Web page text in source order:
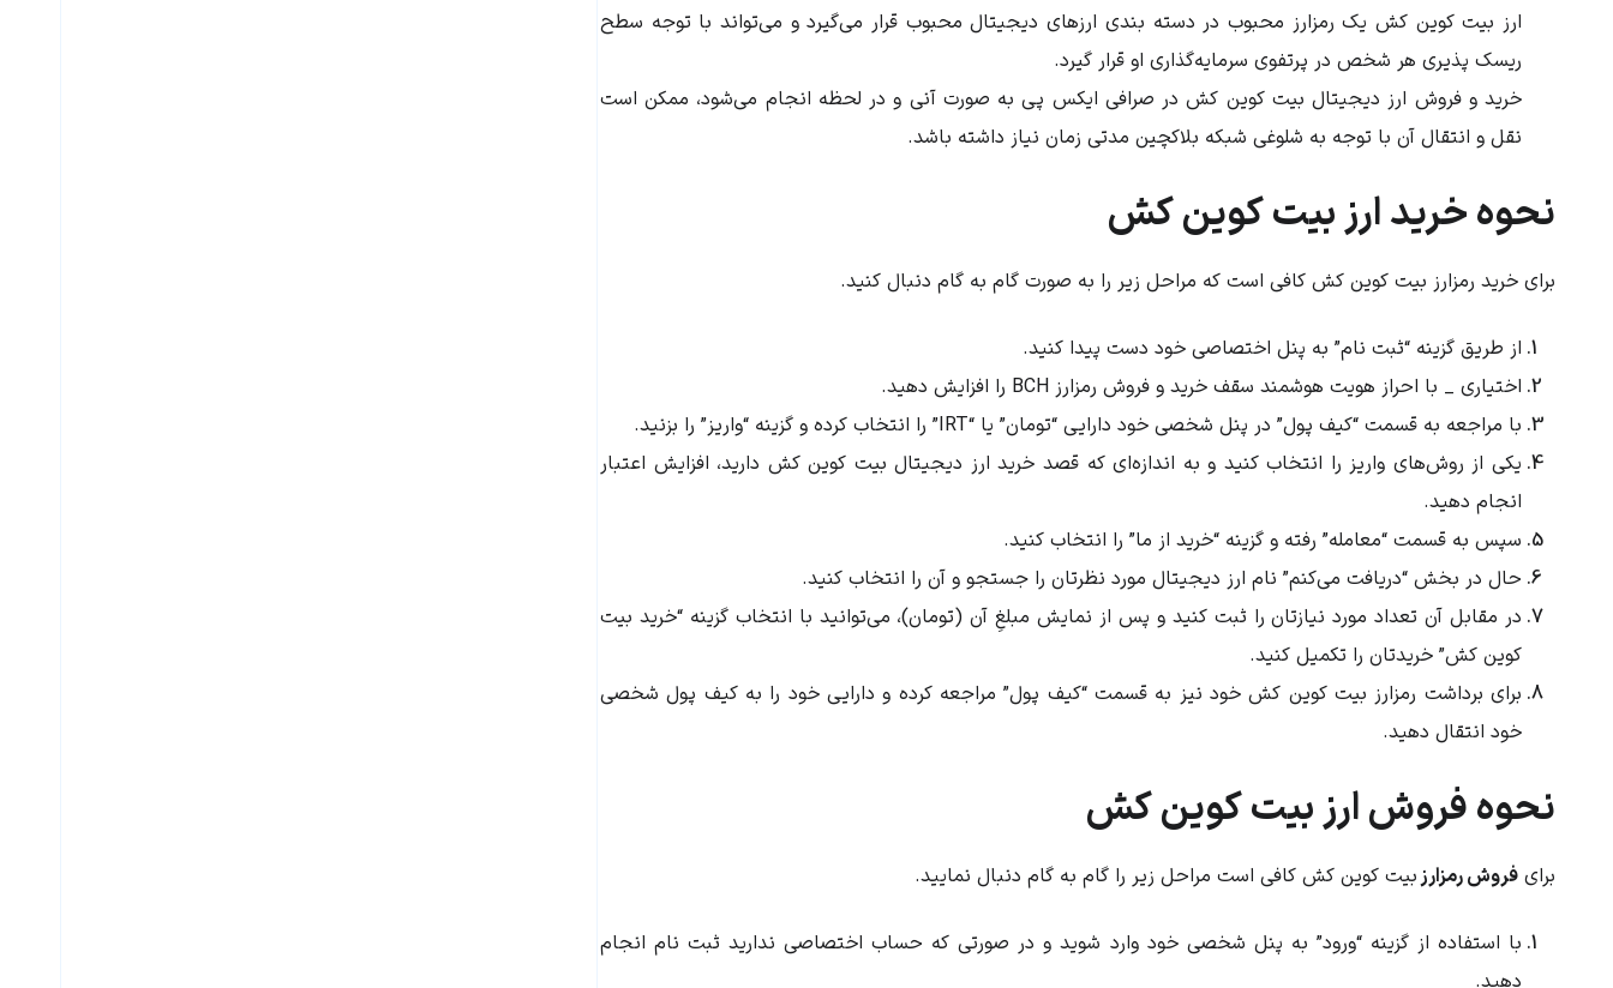
ارز بیت کوین کش یک رمزارز محبوب در دسته بندی ارزهای دیجیتال محبوب قرار می‌گیرد و می‌تواند با توجه سطح
ریسک پذیری هر شخص در پرتفوی سرمایه‌گذاری او قرار گیرد.
خرید و فروش ارز دیجیتال بیت کوین کشدر صرافی ایکس پی به صورت آنی و در لحظه انجام می‌شود، ممکن است
نقل و انتقال آن با توجه به شلوغی شبکه بلاکچین مدتی زمان نیاز داشته باشد.
نحوه خرید ارز بیت کوین کش
برای خرید رمزارز بیت کوین کش کافی است که مراحل زیر را به صورت گام به گام دنبال کنید.
از طریق گزینه “ثبت نام” به پنل اختصاصی خود دست پیدا کنید.
اختیاری _ با احراز هویت هوشمند سقف خرید و فروش رمزارز BCH را افزایش دهید.
با مراجعه به قسمت “کیف پول” در پنل شخصی خود دارایی “تومان” یا “IRT” را انتخاب کرده و گزینه “واریز” را بزنید.
یکی از روش‌های واریز را انتخاب کنید و به اندازه‌ای که قصد خرید ارز دیجیتال بیت کوین کش دارید، افزایش اعتبار
انجام دهید.
سپس به قسمت “معامله” رفته و گزینه “خرید از ما” را انتخاب کنید.
حال در بخش “دریافت می‌کنم” نام ارز دیجیتال مورد نظرتان را جستجو و آن را انتخاب کنید.
در مقابل آن تعداد مورد نیازتان را ثبت کنید و پس از نمایش مبلغِ آن (تومان)، می‌توانید با انتخاب گزینه “خرید بیت
کوین کش” خریدتان را تکمیل کنید.
برای برداشت رمزارز بیت کوین کشخود نیز به قسمت “کیف پول” مراجعه کرده و دارایی خود را به کیف پول شخصی
خود انتقال دهید.
نحوه فروش ارز بیت کوین کش
برای فروش رمزارزبیت کوین کش کافی است مراحل زیر را گام به گام دنبال نمایید.
با استفاده از گزینه “ورود” به پنل شخصی خود وارد شوید و در صورتی که حساب اختصاصی ندارید ثبت نام انجام
دهید.